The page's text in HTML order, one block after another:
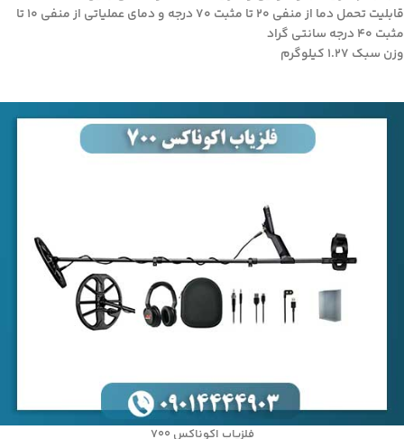
قابلیت تحمل دما از منفی 20 تا مثبت 70 درجه و دمای عملیاتی از منفی 10 تا
مثبت 40 درجه سانتی گراد
وزن سبک 1.27 کیلوگرم
فلزیاب اکوناکس 700